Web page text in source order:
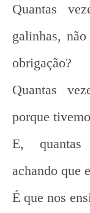
Quantas
galinhas,
obrigação?
Quantas
porque
E, quantas
achando que
É que nos